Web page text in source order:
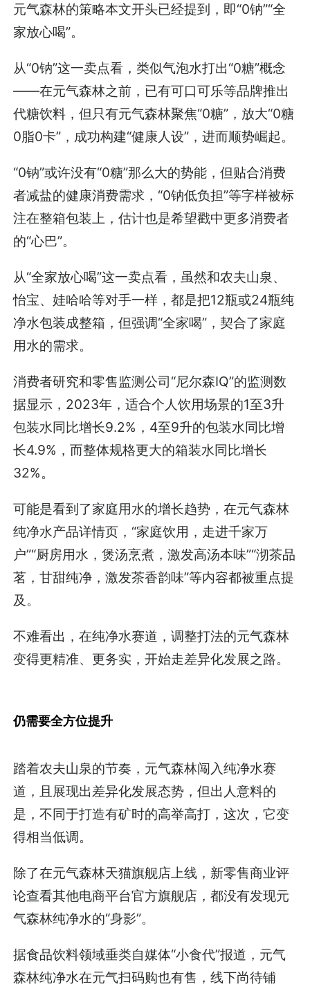
元气森林的策略本文开头已经提到，即“0钠”“全
家放心喝”。
从“0钠”这一卖点看，类似气泡水打出“0糖”概念
——在元气森林之前，已有可口可乐等品牌推出
代糖饮料，但只有元气森林聚焦“0糖”，放大“0糖
0脂0卡”，成功构建“健康人设”，进而顺势崛起。
“0钠”或许没有“0糖”那么大的势能，但贴合消费
者减盐的健康消费需求，“0钠低负担”等字样被标
注在整箱包装上，估计也是希望戳中更多消费者
的“心巴”。
从“全家放心喝”这一卖点看，虽然和农夫山泉、
怡宝、娃哈哈等对手一样，都是把12瓶或24瓶纯
净水包装成整箱，但强调“全家喝”，契合了家庭
用水的需求。
消费者研究和零售监测公司“尼尔森IQ”的监测数
据显示，2023年，适合个人饮用场景的1至3升
包装水同比增长9.2%，4至9升的包装水同比增
长4.9%，而整体规格更大的箱装水同比增长
32%。
可能是看到了家庭用水的增长趋势，在元气森林
纯净水产品详情页，“家庭饮用，走进千家万
户”“厨房用水，煲汤烹煮，激发高汤本味”“沏茶品
茗，甘甜纯净，激发茶香韵味”等内容都被重点提
及。
不难看出，在纯净水赛道，调整打法的元气森林
变得更精准、更务实，开始走差异化发展之路。
仍需要全方位提升
踏着农夫山泉的节奏，元气森林闯入纯净水赛
道，且展现出差异化发展态势，但出人意料的
是，不同于打造有矿时的高举高打，这次，它变
得相当低调。
除了在元气森林天猫旗舰店上线，新零售商业评
论查看其他电商平台官方旗舰店，都没有发现元
气森林纯净水的“身影”。
据食品饮料领域垂类自媒体“小食代”报道，元气
森林纯净水在元气扫码购也有售，线下尚待铺